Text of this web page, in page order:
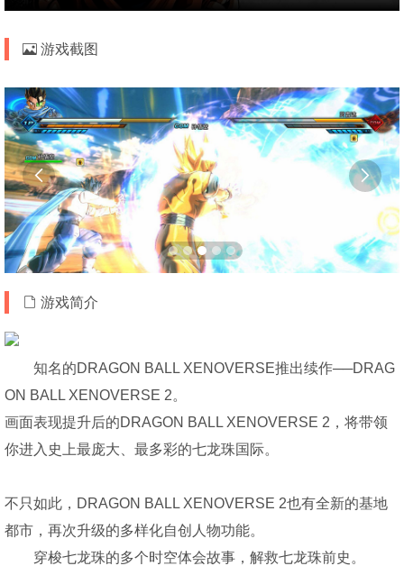
游戏截图
 
游戏简介
知名的DRAGON BALL XENOVERSE推出续作──DRAG
ON BALL XENOVERSE 2。
画面表现提升后的DRAGON BALL XENOVERSE 2，将带领
你进入史上最庞大、最多彩的七龙珠国际。
不只如此，DRAGON BALL XENOVERSE 2也有全新的基地
都市，再次升级的多样化自创人物功能。
穿梭七龙珠的多个时空体会故事，解救七龙珠前史。